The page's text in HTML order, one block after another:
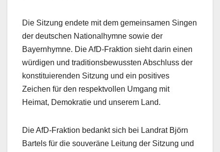
Die Sitzung endete mit dem gemeinsamen Singen
der deutschen Nationalhymne sowie der
Bayernhymne. Die AfD-Fraktion sieht darin einen
würdigen und traditionsbewussten Abschluss der
konstituierenden Sitzung und ein positives
Zeichen für den respektvollen Umgang mit
Heimat, Demokratie und unserem Land.
Die AfD-Fraktion bedankt sich bei Landrat Björn
Bartels für die souveräne Leitung der Sitzung und